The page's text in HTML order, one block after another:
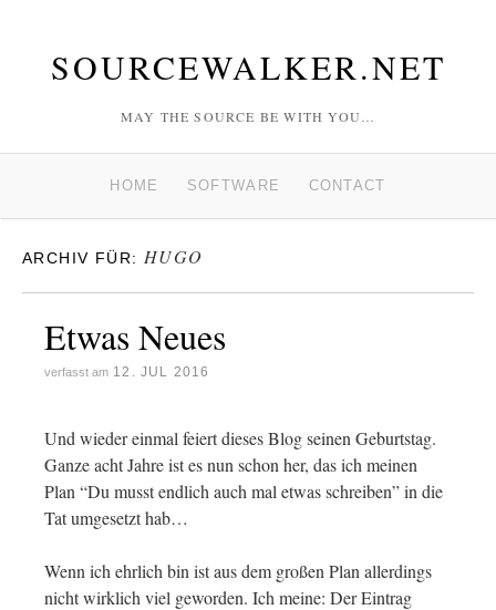
SOURCEWALKER.NET
MAY THE SOURCE BE WITH YOU…
HOME SOFTWARE CONTACT
ARCHIV FÜR: HUGO
Etwas Neues
verfasst am 12. JUL 2016
Und wieder einmal feiert dieses Blog seinen Geburtstag.
Ganze acht Jahre ist es nun schon her, das ich meinen
Plan “Du musst endlich auch mal etwas schreiben” in die
Tat umgesetzt hab…
Wenn ich ehrlich bin ist aus dem großen Plan allerdings
nicht wirklich viel geworden. Ich meine: Der Eintrag